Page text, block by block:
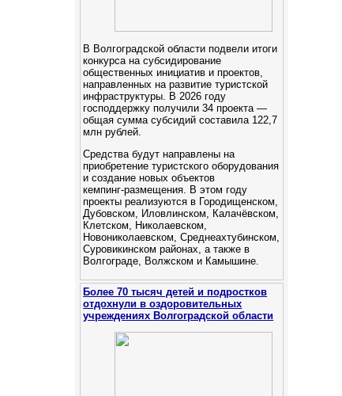
В Волгоградской области подвели итоги
конкурса на субсидирование
общественных инициатив и проектов,
направленных на развитие туристской
инфраструктуры. В 2026 году
господдержку получили 34 проекта —
общая сумма субсидий составила 122,7
млн рублей.
Средства будут направлены на
приобретение туристского оборудования
и создание новых объектов
кемпинг‑размещения. В этом году
проекты реализуются в Городищенском,
Дубовском, Иловлинском, Калачёвском,
Клетском, Николаевском,
Новониколаевском, Среднеахтубинском,
Суровикинском районах, а также в
Волгограде, Волжском и Камышине.
Более 70 тысяч детей и подростков
отдохнули в оздоровительных
учреждениях Волгоградской области